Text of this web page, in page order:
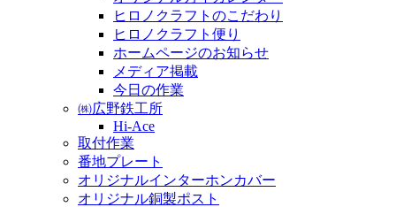
ヒロノクラフトのこだわり
ヒロノクラフト便り
ホームページのお知らせ
メディア掲載
今日の作業
㈱広野鉄工所
Hi-Ace
取付作業
番地プレート
オリジナルインターホンカバー
オリジナル銅製ポスト